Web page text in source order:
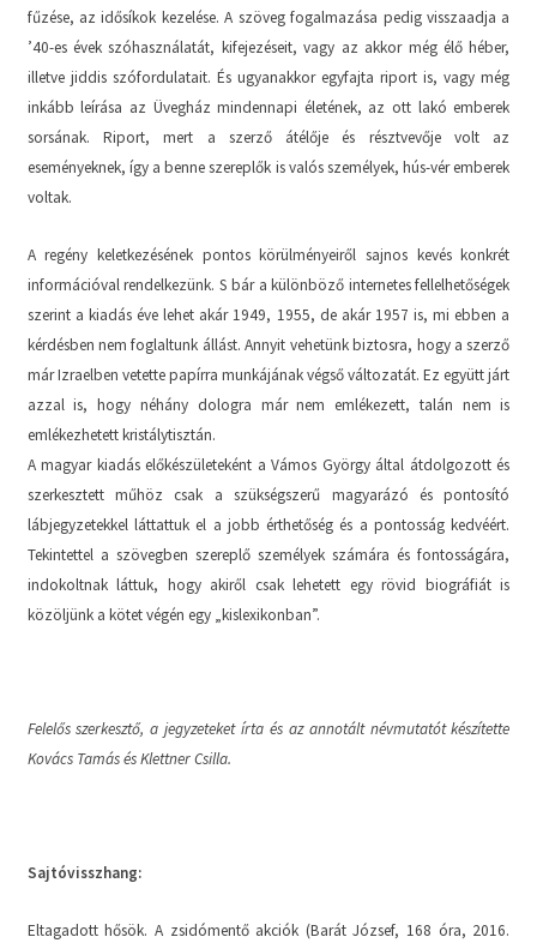
fűzése, az idősíkok kezelése. A szöveg fogalmazása pedig visszaadja a
’40-es évek szóhasználatát, kifejezéseit, vagy az akkor még élő héber,
illetve jiddis szófordulatait. És ugyanakkor egyfajta riport is, vagy még
inkább leírása az Üvegház mindennapi életének, az ott lakó emberek
sorsának. Riport, mert a szerző átélője és résztvevője volt az
eseményeknek, így a benne szereplők is valós személyek, hús-vér emberek
voltak.
A regény keletkezésének pontos körülményeiről sajnos kevés konkrét
információval rendelkezünk. S bár a különböző internetes fellelhetőségek
szerint a kiadás éve lehet akár 1949, 1955, de akár 1957 is, mi ebben a
kérdésben nem foglaltunk állást. Annyit vehetünk biztosra, hogy a szerző
már Izraelben vetette papírra munkájának végső változatát. Ez együtt járt
azzal is, hogy néhány dologra már nem emlékezett, talán nem is
emlékezhetett kristálytisztán.
A magyar kiadás előkészületeként a Vámos György által átdolgozott és
szerkesztett műhöz csak a szükségszerű magyarázó és pontosító
lábjegyzetekkel láttattuk el a jobb érthetőség és a pontosság kedvéért.
Tekintettel a szövegben szereplő személyek számára és fontosságára,
indokoltnak láttuk, hogy akiről csak lehetett egy rövid biográfiát is
közöljünk a kötet végén egy „kislexikonban”.
Felelős szerkesztő, a jegyzeteket írta és az annotált névmutatót készítette
Kovács Tamás és Klettner Csilla.
Sajtóvisszhang:
Eltagadott hősök. A zsidómentő akciók (Barát József, 168 óra, 2016.